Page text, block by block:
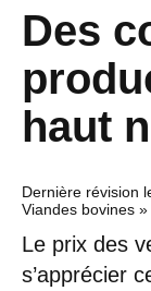
Des
haut
Dernière révision
Viandes bovines
Le prix des
s’apprécier